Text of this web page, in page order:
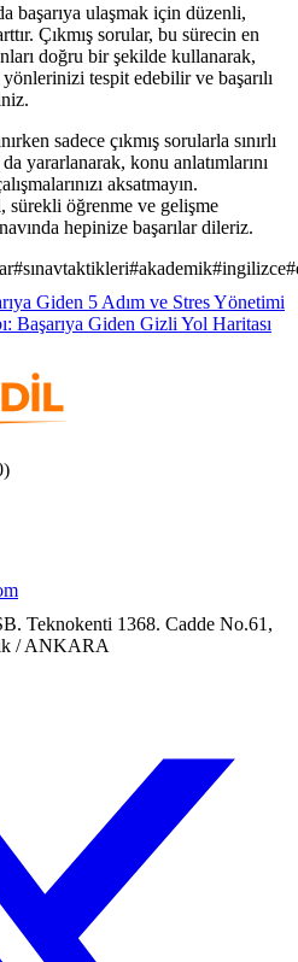
başarıya ulaşmak için düzenli,
Çıkmış sorular, bu sürecin en
doğru bir şekilde kullanarak,
yönlerinizi tespit edebilir ve başarılı
sadece çıkmış sorularla sınırlı
yararlanarak, konu anlatımlarını
aksatmayın.
sürekli öğrenme ve gelişme
hepinize başarılar dileriz.
#sınavtaktikleri#akademik#ingilizce#
Giden 5 Adım ve Stres Yönetimi
Başarıya Giden Gizli Yol Haritası
Teknokenti 1368. Cadde No.61,
/ ANKARA